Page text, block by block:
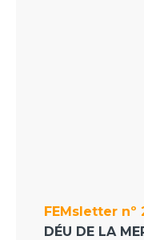
FEMsletter nº
DÉU DE LA